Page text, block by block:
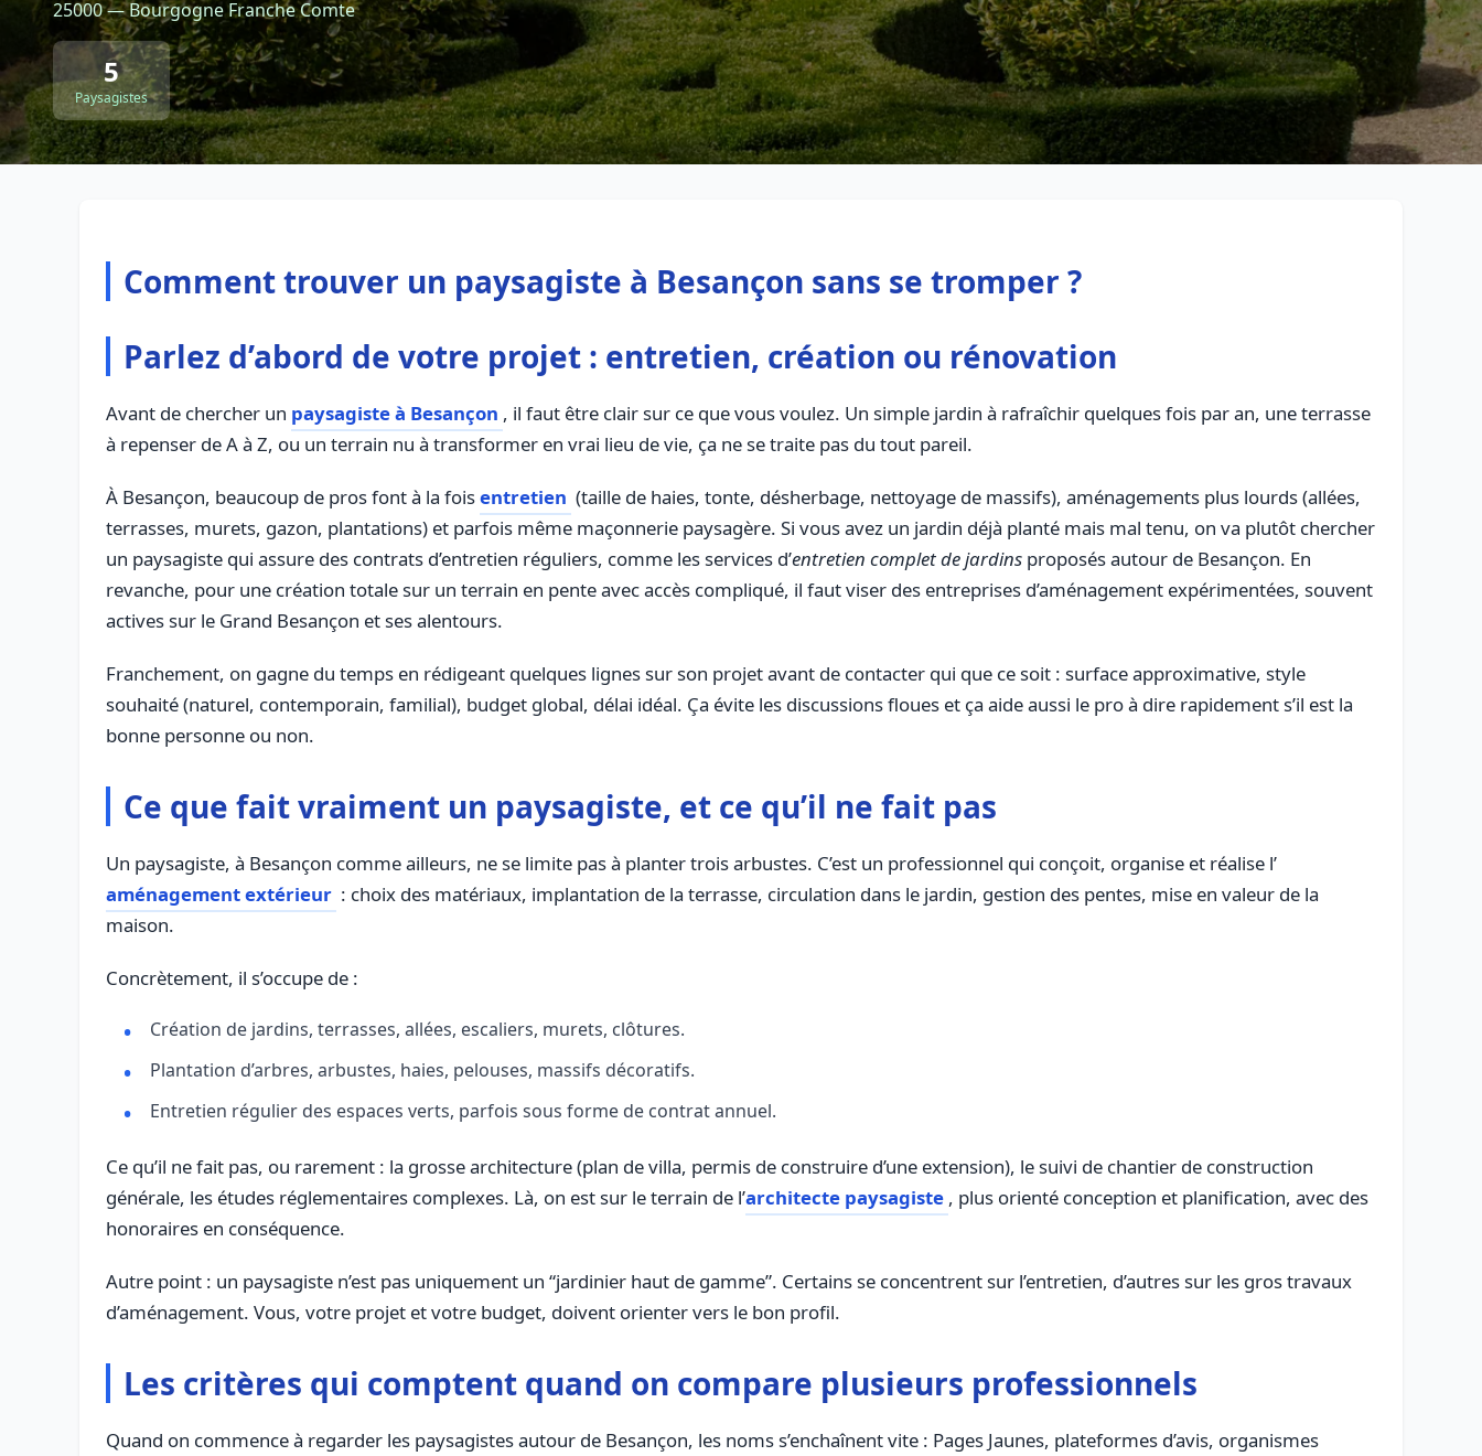
25000 — Bourgogne Franche Comte
5
Paysagistes
Comment trouver un paysagiste à Besançon sans se tromper ?
Parlez d’abord de votre projet : entretien, création ou rénovation
Avant de chercher un paysagiste à Besançon , il faut être clair sur ce que vous voulez. Un simple jardin à rafraîchir quelques fois par an, une terrasse
à repenser de A à Z, ou un terrain nu à transformer en vrai lieu de vie, ça ne se traite pas du tout pareil.
À Besançon, beaucoup de pros font à la foisentretien (taille de haies, tonte, désherbage, nettoyage de massifs), aménagements plus lourds (allées,
terrasses, murets, gazon, plantations) et parfois même maçonnerie paysagère. Si vous avez un jardin déjà planté mais mal tenu, on va plutôt chercher
un paysagiste qui assure des contrats d’entretien réguliers, comme les services d’entretien complet de jardins proposés autour de Besançon. En
revanche, pour une création totale sur un terrain en pente avec accès compliqué, il faut viser des entreprises d’aménagement expérimentées, souvent
actives sur le Grand Besançon et ses alentours.
Franchement, on gagne du temps en rédigeant quelques lignes sur son projet avant de contacter qui que ce soit : surface approximative, style
souhaité (naturel, contemporain, familial), budget global, délai idéal. Ça évite les discussions floues et ça aide aussi le pro à dire rapidement s’il est la
bonne personne ou non.
Ce que fait vraiment un paysagiste, et ce qu’il ne fait pas
Un paysagiste, à Besançon comme ailleurs, ne se limite pas à planter trois arbustes. C’est un professionnel qui conçoit, organise et réalise l’
aménagement extérieur : choix des matériaux, implantation de la terrasse, circulation dans le jardin, gestion des pentes, mise en valeur de la
maison.
Concrètement, il s’occupe de :
Création de jardins, terrasses, allées, escaliers, murets, clôtures.
Plantation d’arbres, arbustes, haies, pelouses, massifs décoratifs.
Entretien régulier des espaces verts, parfois sous forme de contrat annuel.
Ce qu’il ne fait pas, ou rarement : la grosse architecture (plan de villa, permis de construire d’une extension), le suivi de chantier de construction
générale, les études réglementaires complexes. Là, on est sur le terrain de l’architecte paysagiste , plus orienté conception et planification, avec des
honoraires en conséquence.
Autre point : un paysagiste n’est pas uniquement un “jardinier haut de gamme”. Certains se concentrent sur l’entretien, d’autres sur les gros travaux
d’aménagement. Vous, votre projet et votre budget, doivent orienter vers le bon profil.
Les critères qui comptent quand on compare plusieurs professionnels
Quand on commence à regarder les paysagistes autour de Besançon, les noms s’enchaînent vite : Pages Jaunes, plateformes d’avis, organismes